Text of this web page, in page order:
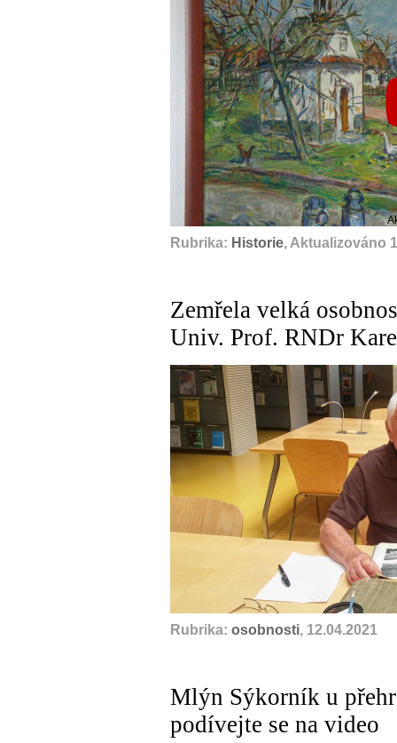
Rubrika: Historie, Aktualizováno
Zemřela velká
Univ. Prof. RNDr
Rubrika: osobnosti, 12.04.2021
Mlýn Sýkorník u
podívejte se na video